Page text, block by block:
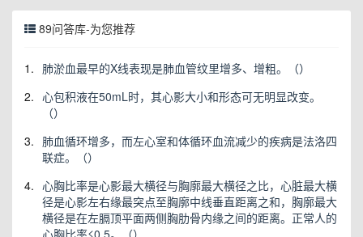
89问答库-为您推荐
1. 肺淤血最早的X线表现是肺血管纹里增多、增粗。（）
2. 心包积液在50mL时，其心影大小和形态可无明显改变。
（）
3. 肺血循环增多，而左心室和体循环血流减少的疾病是法洛四
联症。（）
4. 心胸比率是心影最大横径与胸廓最大横径之比，心脏最大横
径是心影左右缘最突点至胸廓中线垂直距离之和，胸廓最大
横径是在左膈顶平面两侧胸肋骨内缘之间的距离。正常人的
心胸比率≤0.5。（）